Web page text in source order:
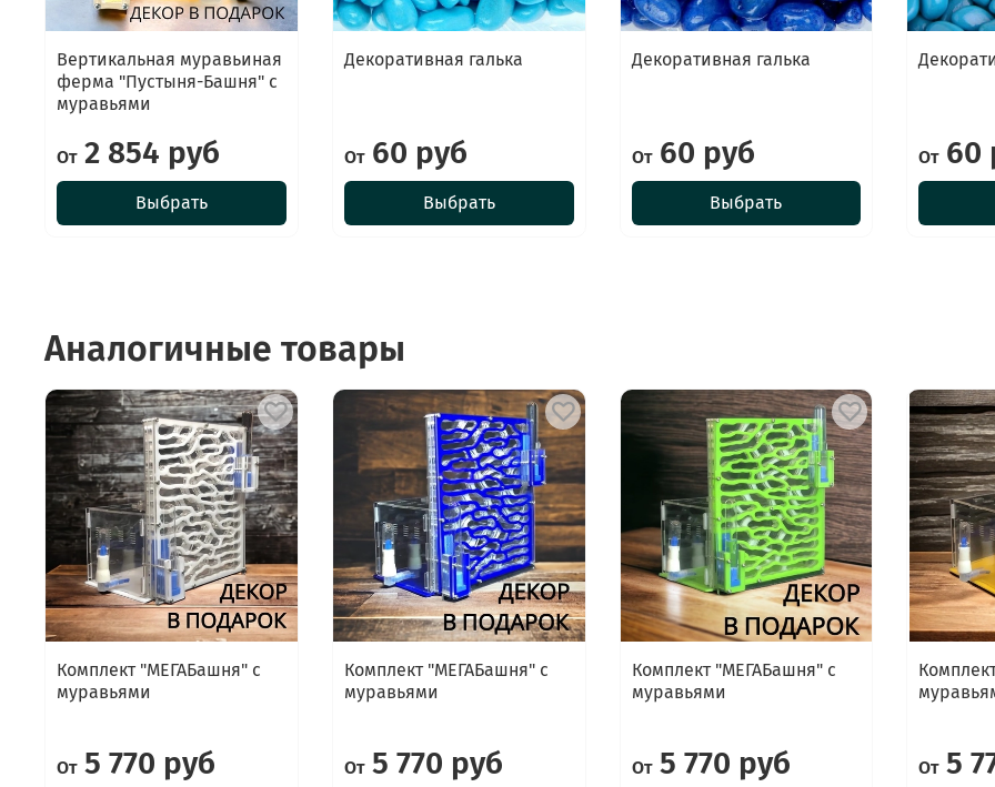
Вертикальная муравьиная
ферма "Пустыня-Башня" с
муравьями
От2 854 руб
Выбрать
Декоративная галька
От60 руб
Выбрать
Декоративная галька
От60 руб
Выбрать
От60
Аналогичные товары
Комплект "МЕГАБашня" с
муравьями
От5 770 руб
Комплект "МЕГАБашня" с
муравьями
От5 770 руб
Комплект "МЕГАБашня" с
муравьями
От5 770 руб От5